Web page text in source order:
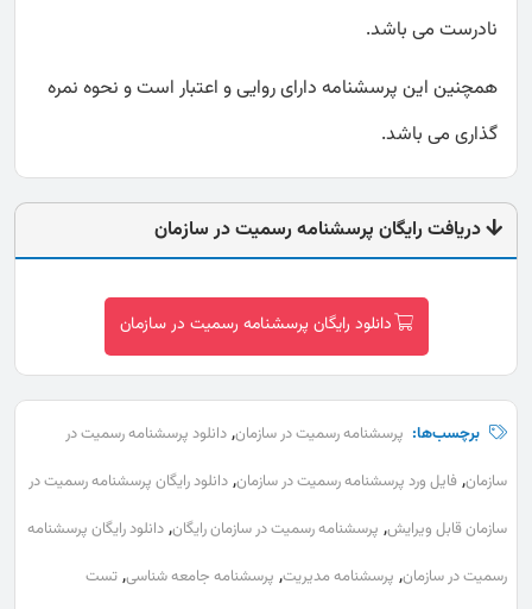
نادرست می باشد.
همچنین این پرسشنامه دارای روایی و اعتبار است و نحوه نمره
گذاری می باشد.
دریافت رایگان پرسشنامه رسميت در سازمان
دانلود رایگان پرسشنامه رسميت در سازمان
برچسب‌ها: پرسشنامه رسميت در سازمان, دانلود پرسشنامه رسميت در
سازمان, فایل ورد پرسشنامه رسميت در سازمان, دانلود رایگان پرسشنامه رسميت در
سازمان قابل ویرایش, پرسشنامه رسميت در سازمان رایگان, دانلود رایگان پرسشنامه
رسميت در سازمان, پرسشنامه مدیریت, پرسشنامه جامعه شناسی, تست